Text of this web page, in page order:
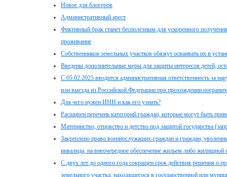
Новое для блогеров
Административный арест
Фиктивный брак станет бесполезным для ускоренного
проживание
Собственников земельных участков обяжут осваивать их в
Введены дополнительные меры для защиты интересов детей,
С 05.02.2025 вводится административная ответственность за
или выезда из Российской Федерации при прохождении
Для чего нужен ИНН и как его узнать?
Расширен перечень категорий граждан, которые могут быть
Материнство, отцовство и детство под защитой государства
Закреплено право военнослужащих-граждан и граждан,
инвалида, на внеочередное обеспечение жильем либо жилищной
С двух лет до одного года сокращен срок действия решения о
земельного участка, находящегося в государственной или